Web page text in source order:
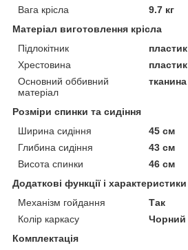
Вага крісла
9.7 кг
Матеріал виготовлення крісла
Підлокітник
пластик
Хрестовина
пластик
Основний оббивний
матеріал
тканина
Розміри спинки та сидіння
Ширина сидіння
45 см
Глибина сидіння
43 см
Висота спинки
46 см
Додаткові функції і характеристики
Механізм гойдання
Так
Колір каркасу
Чорний
Комплектація